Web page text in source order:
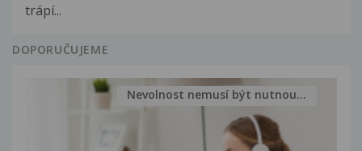
trápí...
DOPORUČUJEME
Nevolnost nemusí být nutnou...